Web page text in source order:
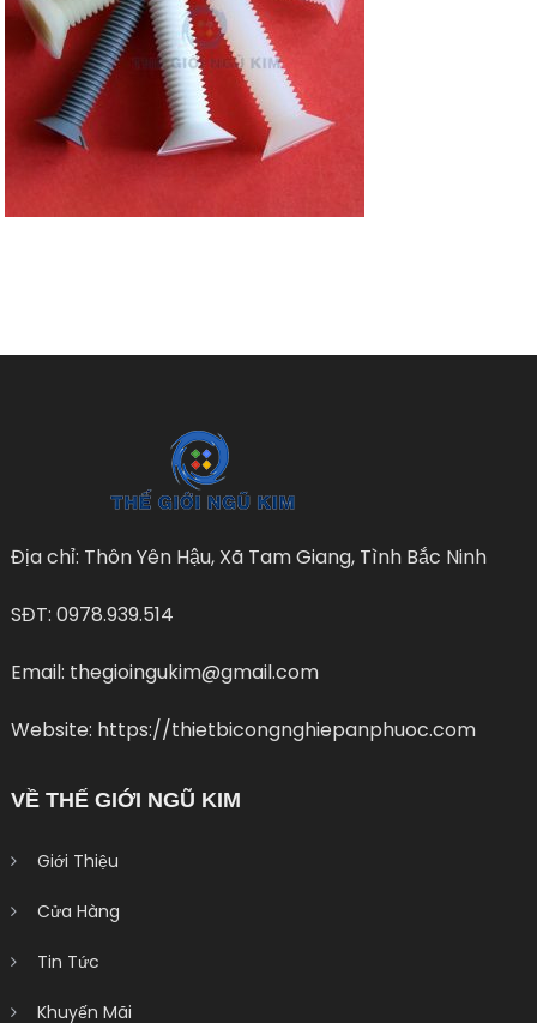
Địa chỉ: Thôn Yên Hậu, Xã Tam Giang, Tình Bắc Ninh
SĐT: 0978.939.514
Email: thegioingukim@gmail.com
Website: https://thietbicongnghiepanphuoc.com
VỀ THẾ GIỚI NGŨ KIM
Giới Thiệu
Cửa Hàng
Tin Tức
Khuyến Mãi